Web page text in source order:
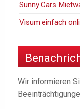
Sunny Cars
Visum einfach
Wir informieren